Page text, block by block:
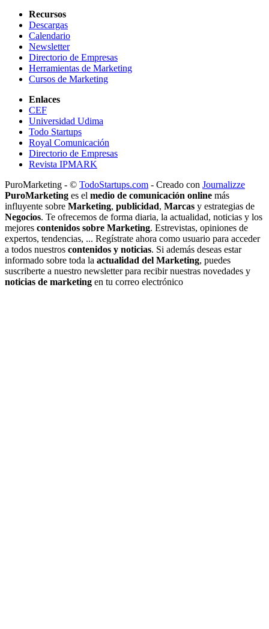
Recursos
Descargas
Calendario
Newsletter
Directorio de Empresas
Herramientas de Marketing
Cursos de Marketing
Enlaces
CEF
Universidad Udima
Todo Startups
Royal Comunicación
Directorio de Empresas
Revista IPMARK
PuroMarketing - © TodoStartups.com - Creado con Journalizze
PuroMarketing es el medio de comunicación online más
influyente sobre Marketing, publicidad, Marcas y estrategias de
Negocios. Te ofrecemos de forma diaria, la actualidad, noticias y los
mejores contenidos sobre Marketing. Estrevistas, opiniones de
expertos, tendencias, ... Regístrate ahora como usuario para acceder
a todos nuestros contenidos y noticias. Si además deseas estar
informado sobre toda la actualidad del Marketing, puedes
suscriberte a nuestro newsletter para recibir nuestras novedades y
noticias de marketing en tu correo electrónico